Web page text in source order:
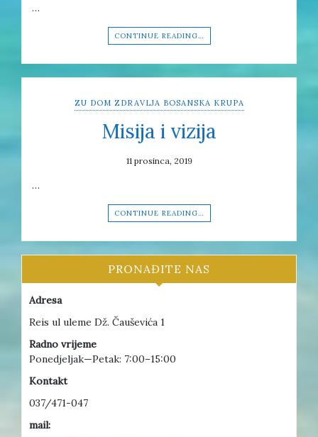
…
CONTINUE READING…
ZU DOM ZDRAVLJA BOSANSKA KRUPA
Misija i vizija
11 prosinca, 2019
…
CONTINUE READING…
PRONAĐITE NAS
Adresa
Reis ul uleme Dž. Čauševića 1
Radno vrijeme
Ponedjeljak—Petak: 7:00–15:00
Kontakt
037/471-047
mail: